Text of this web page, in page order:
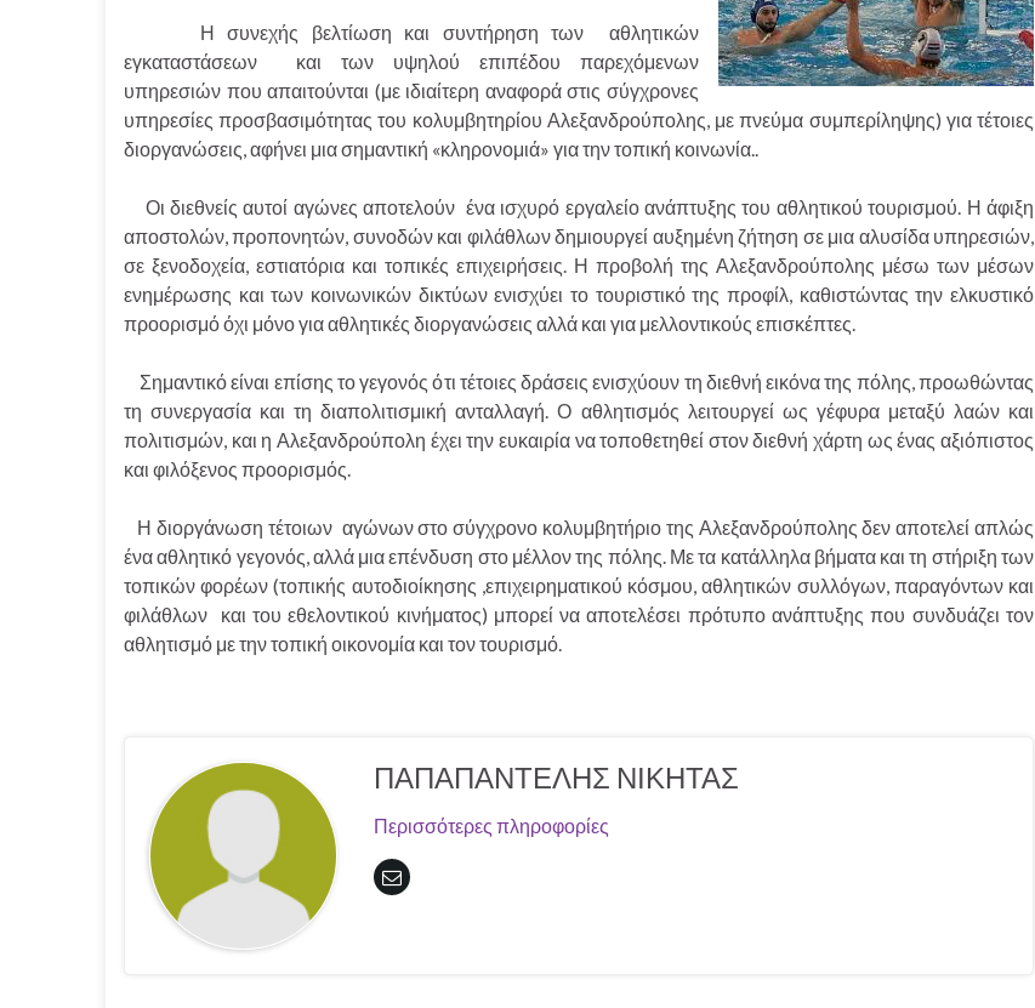
Η συνεχής βελτίωση και συντήρηση των αθλητικών
εγκαταστάσεων και των υψηλού επιπέδου παρεχόμενων
υπηρεσιών που απαιτούνται (με ιδιαίτερη αναφορά στις σύγχρονες
υπηρεσίες προσβασιμότητας του κολυμβητηρίου Αλεξανδρούπολης, με πνεύμα συμπερίληψης) για τέτοιες
διοργανώσεις, αφήνει μια σημαντική «κληρονομιά» για την τοπική κοινωνία..
Οι διεθνείς αυτοί αγώνες αποτελούν ένα ισχυρό εργαλείο ανάπτυξης του αθλητικού τουρισμού. Η άφιξη
αποστολών, προπονητών, συνοδών και φιλάθλων δημιουργεί αυξημένη ζήτηση σε μια αλυσίδα υπηρεσιών,
σε ξενοδοχεία, εστιατόρια και τοπικές επιχειρήσεις. Η προβολή της Αλεξανδρούπολης μέσω των μέσων
ενημέρωσης και των κοινωνικών δικτύων ενισχύει το τουριστικό της προφίλ, καθιστώντας την ελκυστικό
προορισμό όχι μόνο για αθλητικές διοργανώσεις αλλά και για μελλοντικούς επισκέπτες.
Σημαντικό είναι επίσης το γεγονός ότι τέτοιες δράσεις ενισχύουν τη διεθνή εικόνα της πόλης, προωθώντας
τη συνεργασία και τη διαπολιτισμική ανταλλαγή. Ο αθλητισμός λειτουργεί ως γέφυρα μεταξύ λαών και
πολιτισμών, και η Αλεξανδρούπολη έχει την ευκαιρία να τοποθετηθεί στον διεθνή χάρτη ως ένας αξιόπιστος
και φιλόξενος προορισμός.
Η διοργάνωση τέτοιων αγώνων στο σύγχρονο κολυμβητήριο της Αλεξανδρούπολης δεν αποτελεί απλώς
ένα αθλητικό γεγονός, αλλά μια επένδυση στο μέλλον της πόλης. Με τα κατάλληλα βήματα και τη στήριξη των
τοπικών φορέων (τοπικής αυτοδιοίκησης ,επιχειρηματικού κόσμου, αθλητικών συλλόγων, παραγόντων και
φιλάθλων και του εθελοντικού κινήματος) μπορεί να αποτελέσει πρότυπο ανάπτυξης που συνδυάζει τον
αθλητισμό με την τοπική οικονομία και τον τουρισμό.
ΠΑΠΑΠΑΝΤΕΛΗΣ ΝΙΚΗΤΑΣ
Περισσότερες πληροφορίες